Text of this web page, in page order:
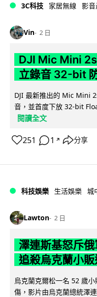
3C科技 家居無線 影音
Vin 2 日
DJI Mic Mini
立錄音 32-bit
DJI 最新推出的 Mic Mini
音，並首度下放 32-bit
閱讀全文
251 1 ↗ 分享
科技娛樂 生活娛樂 城
Lawton 2 日
澤連斯基怒斥
追殺烏克蘭小
烏克蘭克爾松一名 52 歲
傷，影片由烏克蘭總統澤